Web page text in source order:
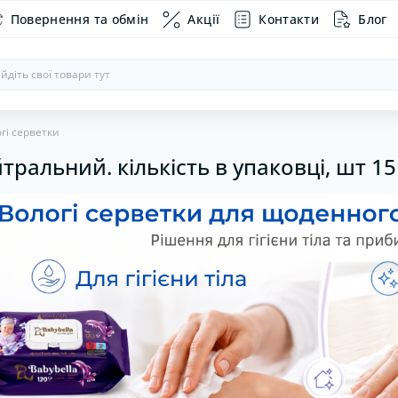
Повернення та обмін Акції Контакти Блог
обладнання
Хомути пластикові
на сидіння
в авто
Насоси
Рамки
Сигнали
серветки
кількість в упаковці, шт 15